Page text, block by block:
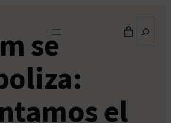
se
el